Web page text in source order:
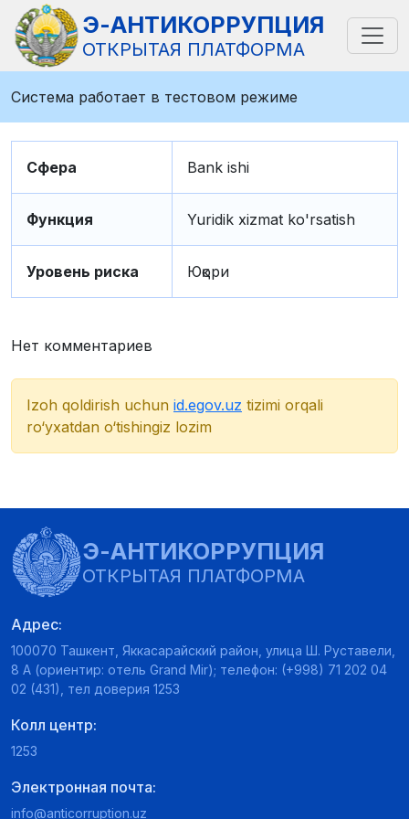
Э-АНТИКОРРУПЦИЯ
ОТКРЫТАЯ ПЛАТФОРМА
Система работает в тестовом режиме
Сфера Bank ishi
Функция Yuridik xizmat ko'rsatish
Уровень риска Юқори
Нет комментариев
Izoh qoldirish uchun id.egov.uz tizimi orqali
ro‘yxatdan o‘tishingiz lozim
Э-АНТИКОРРУПЦИЯ
ОТКРЫТАЯ ПЛАТФОРМА
Адрес:
100070 Ташкент, Яккасарайский район, улица Ш. Руставели,
8 А (ориентир: отель Grand Mir); телефон: (+998) 71 202 04
02 (431), тел доверия 1253
Колл центр:
1253
Электронная почта:
info@anticorruption.uz